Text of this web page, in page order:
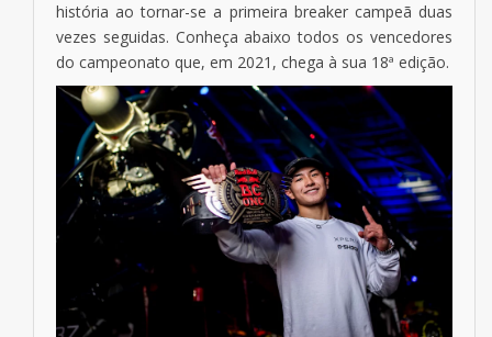
história ao tornar-se a primeira breaker campeã duas
vezes seguidas. Conheça abaixo todos os vencedores
do campeonato que, em 2021, chega à sua 18ª edição.